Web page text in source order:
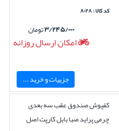
کد کالا : ۸۰۲۸
۳/۲۴۵/۰۰۰تومان
امکان ارسال روزانه
جزییات و خرید ...
کفپوش صندوق عقب سه بعدی
چرمی پراید صبا بابل کارپت اصل